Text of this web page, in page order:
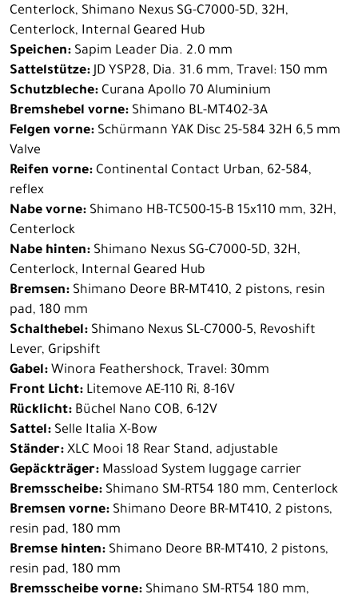
Centerlock, Shimano Nexus SG-C7000-5D, 32H,
Centerlock, Internal Geared Hub
Speichen: Sapim Leader Dia. 2.0 mm
Sattelstütze:JD YSP28, Dia. 31.6 mm, Travel: 150 mm
Schutzbleche: Curana Apollo 70 Aluminium
Bremshebel vorne: Shimano BL-MT402-3A
Felgen vorne: Schürmann YAK Disc 25-584 32H 6,5 mm
Valve
Reifen vorne: Continental Contact Urban, 62-584,
reflex
Nabe vorne: Shimano HB-TC500-15-B 15x110 mm, 32H,
Centerlock
Nabe hinten: Shimano Nexus SG-C7000-5D, 32H,
Centerlock, Internal Geared Hub
Bremsen: Shimano Deore BR-MT410, 2 pistons, resin
pad, 180 mm
Schalthebel: Shimano Nexus SL-C7000-5, Revoshift
Lever, Gripshift
Gabel: Winora Feathershock, Travel: 30mm
Front Licht: Litemove AE-110 Ri, 8-16V
Rücklicht: Büchel Nano COB, 6-12V
Sattel: Selle Italia X-Bow
Ständer: XLC Mooi 18 Rear Stand, adjustable
Gepäckträger: Massload System luggage carrier
Bremsscheibe: Shimano SM-RT54 180 mm, Centerlock
Bremsen vorne: Shimano Deore BR-MT410, 2 pistons,
resin pad, 180 mm
Bremse hinten: Shimano Deore BR-MT410, 2 pistons,
resin pad, 180 mm
Bremsscheibe vorne: Shimano SM-RT54 180 mm,